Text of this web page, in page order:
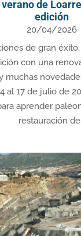
verano de
edición
20/04/2026
de gran
con una
muchas
al 17 de julio de
aprender
restauración